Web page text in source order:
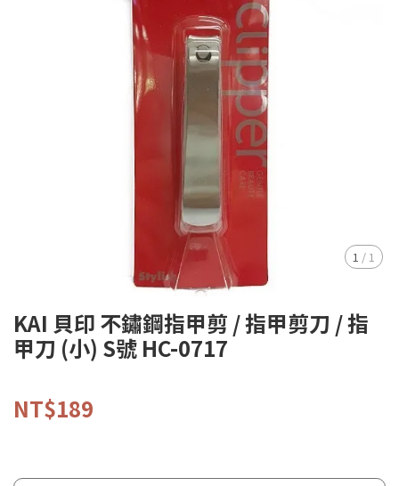
1 / 1
KAI 貝印 不鏽鋼指甲剪 / 指甲剪刀 / 指
甲刀 (小) S號 HC-0717
NT$189